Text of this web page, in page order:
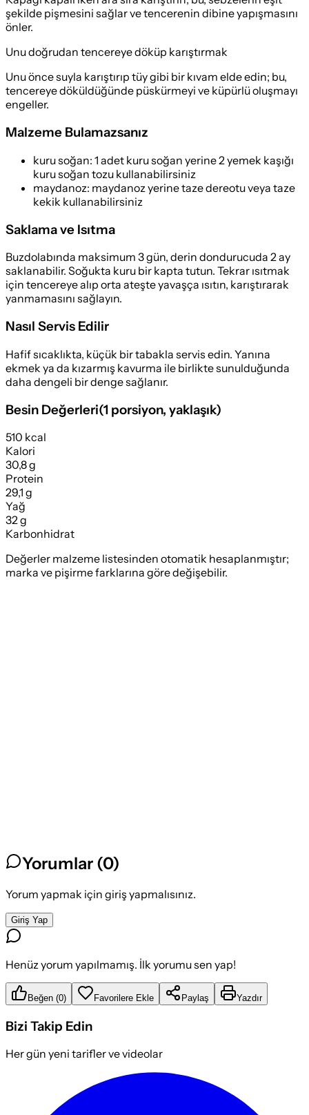
şekilde pişmesini sağlar ve tencerenin dibine yapışmasını
önler.
Unu doğrudan tencereye döküp karıştırmak
Unu önce suyla karıştırıp tüy gibi bir kıvam elde edin; bu,
tencereye döküldüğünde püskürmeyi ve küpürlü oluşmayı
engeller.
Malzeme Bulamazsanız
kuru soğan: 1 adet kuru soğan yerine 2 yemek kaşığı
kuru soğan tozu kullanabilirsiniz
maydanoz: maydanoz yerine taze dereotu veya taze
kekik kullanabilirsiniz
Saklama ve Isıtma
Buzdolabında maksimum 3 gün, derin dondurucuda 2 ay
saklanabilir. Soğukta kuru bir kapta tutun. Tekrar ısıtmak
için tencereye alıp orta ateşte yavaşça ısıtın, karıştırarak
yanmamasını sağlayın.
Nasıl Servis Edilir
Hafif sıcaklıkta, küçük bir tabakla servis edin. Yanına
ekmek ya da kızarmış kavurma ile birlikte sunulduğunda
daha dengeli bir denge sağlanır.
Besin Değerleri(1 porsiyon, yaklaşık)
510 kcal
Kalori
30,8 g
Protein
29,1 g
Yağ
32 g
Karbonhidrat
Değerler malzeme listesinden otomatik hesaplanmıştır;
marka ve pişirme farklarına göre değişebilir.
Yorumlar (0)
Yorum yapmak için giriş yapmalısınız.
Giriş Yap
Henüz yorum yapılmamış. İlk yorumu sen yap!
Beğen (0) Favorilere Ekle Paylaş Yazdır
Bizi Takip Edin
Her gün yeni tarifler ve videolar